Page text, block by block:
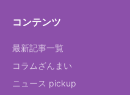
コンテンツ
最新記事一覧
コラムざんまい
ニュース pickup